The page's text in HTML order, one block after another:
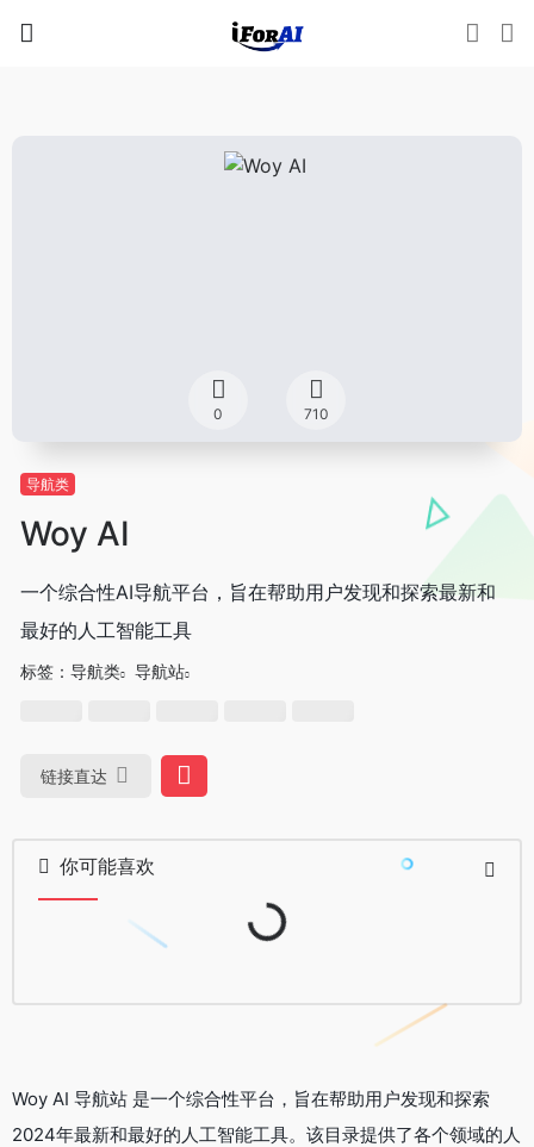
0 710
导航类
Woy AI
一个综合性AI导航平台，旨在帮助用户发现和探索最新和
最好的人工智能工具
标签： 导航类 导航站
链接直达
你可能喜欢
Loading...
Woy AI 导航站 是一个综合性平台，旨在帮助用户发现和探索
2024年最新和最好的人工智能工具。该目录提供了各个领域的人